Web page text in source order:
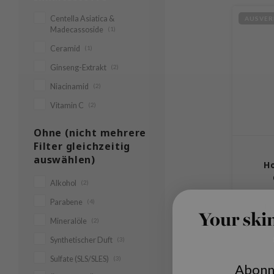
Centella Asiatica &
Madecassoside
(1)
Ceramid (1)
Ginseng-Extrakt (2)
Niacinamid (2)
Vitamin C (2)
Ohne (nicht mehrere
Filter gleichzeitig
auswählen)
Alkohol (2)
Parabene (4)
Mineralöle (2)
Synthetischer Duft (3)
Sulfate (SLS/SLES) (3)
für
* Inkl.
Your